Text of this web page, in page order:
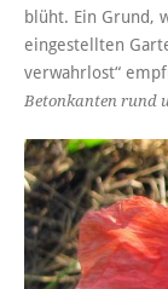
blüht. Ein Grund,
eingestellten
verwahrlost“
Betonkanten rund